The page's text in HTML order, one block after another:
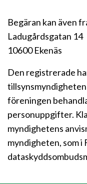
Begäran kan även
Ladugårdsgatan 14
10600 Ekenäs
Den registrerade
föreningen
personuppgifter.
myndighetens
myndigheten, som i